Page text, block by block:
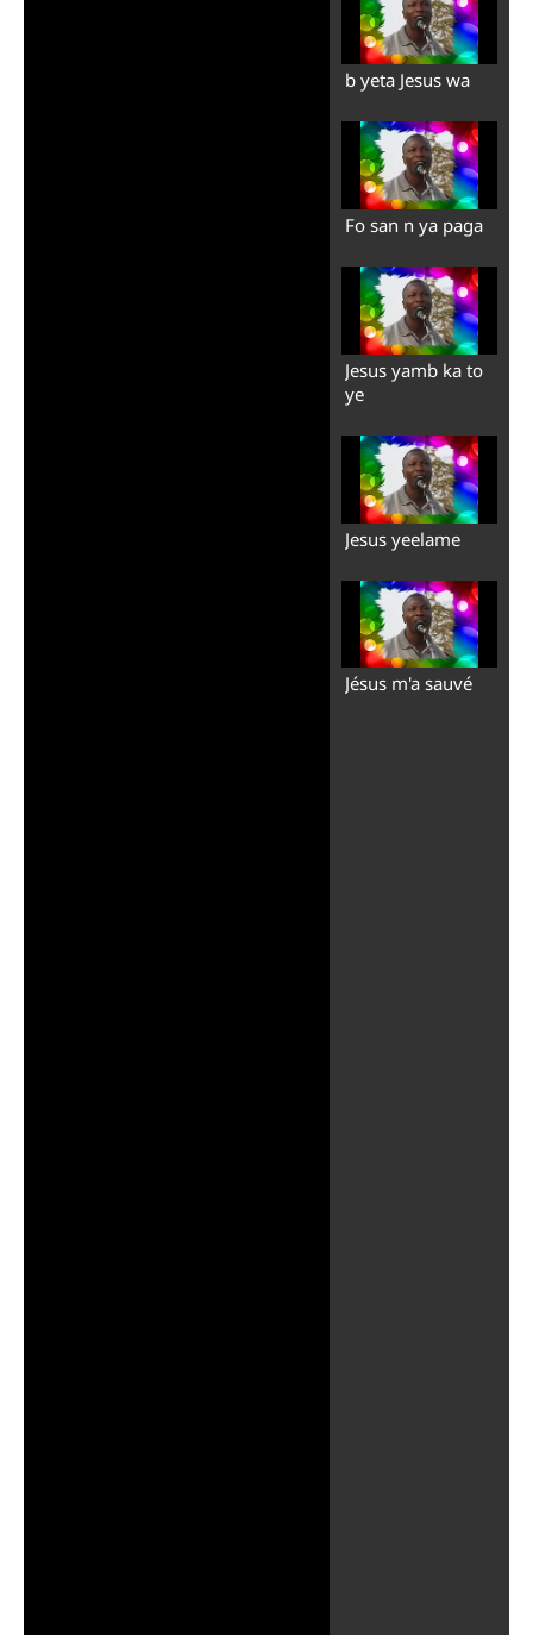
b yeta Jesus wa
Fo san n ya paga
Jesus yamb ka to
ye
Jesus yeelame
Jésus m'a sauvé